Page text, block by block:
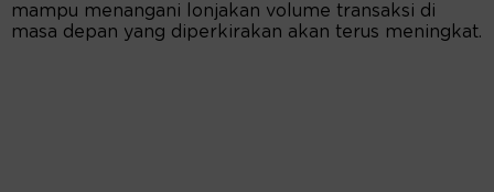
mampu menangani lonjakan volume transaksi di
masa depan yang diperkirakan akan terus meningkat.